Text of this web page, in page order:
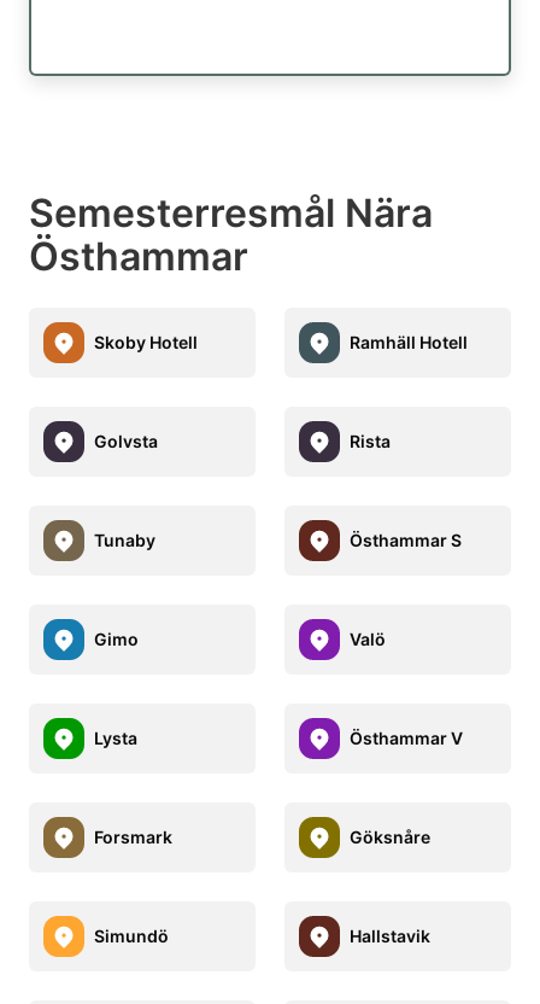
Semesterresmål Nära
Östhammar
Skoby Hotell Ramhäll Hotell
Golvsta Rista
Tunaby Östhammar S
Gimo Valö
Lysta Östhammar V
Forsmark Göksnåre
Simundö Hallstavik